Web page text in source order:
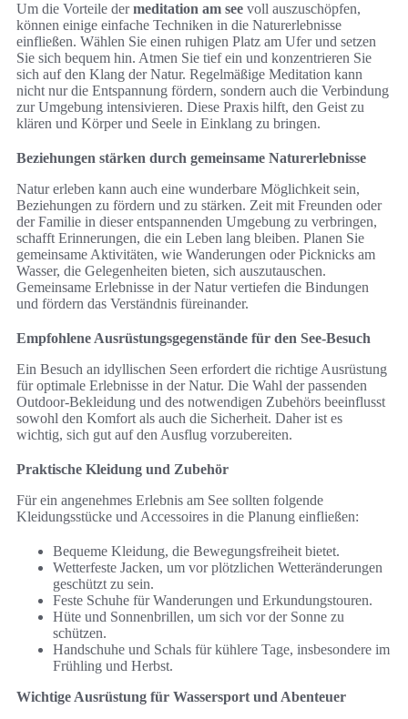
Um die Vorteile dermeditation am see voll auszuschöpfen,
können einige einfache Techniken in die Naturerlebnisse
einfließen. Wählen Sie einen ruhigen Platz am Ufer und setzen
Sie sich bequem hin. Atmen Sie tief ein und konzentrieren Sie
sich auf den Klang der Natur. Regelmäßige Meditation kann
nicht nur die Entspannung fördern, sondern auch die Verbindung
zur Umgebung intensivieren. Diese Praxis hilft, den Geist zu
klären und Körper und Seele in Einklang zu bringen.
Beziehungen stärken durch gemeinsame Naturerlebnisse
Natur erleben kann auch eine wunderbare Möglichkeit sein,
Beziehungen zu fördern und zu stärken. Zeit mit Freunden oder
der Familie in dieser entspannenden Umgebung zu verbringen,
schafft Erinnerungen, die ein Leben lang bleiben. Planen Sie
gemeinsame Aktivitäten, wie Wanderungen oder Picknicks am
Wasser, die Gelegenheiten bieten, sich auszutauschen.
Gemeinsame Erlebnisse in der Natur vertiefen die Bindungen
und fördern das Verständnis füreinander.
Empfohlene Ausrüstungsgegenstände für den See-Besuch
Ein Besuch an idyllischen Seen erfordert die richtige Ausrüstung
für optimale Erlebnisse in der Natur. Die Wahl der passenden
Outdoor-Bekleidung und des notwendigen Zubehörs beeinflusst
sowohl den Komfort als auch die Sicherheit. Daher ist es
wichtig, sich gut auf den Ausflug vorzubereiten.
Praktische Kleidung und Zubehör
Für ein angenehmes Erlebnis am See sollten folgende
Kleidungsstücke und Accessoires in die Planung einfließen:
Bequeme Kleidung, die Bewegungsfreiheit bietet.
Wetterfeste Jacken, um vor plötzlichen Wetteränderungen
geschützt zu sein.
Feste Schuhe für Wanderungen und Erkundungstouren.
Hüte und Sonnenbrillen, um sich vor der Sonne zu
schützen.
Handschuhe und Schals für kühlere Tage, insbesondere im
Frühling und Herbst.
Wichtige Ausrüstung für Wassersport und Abenteuer